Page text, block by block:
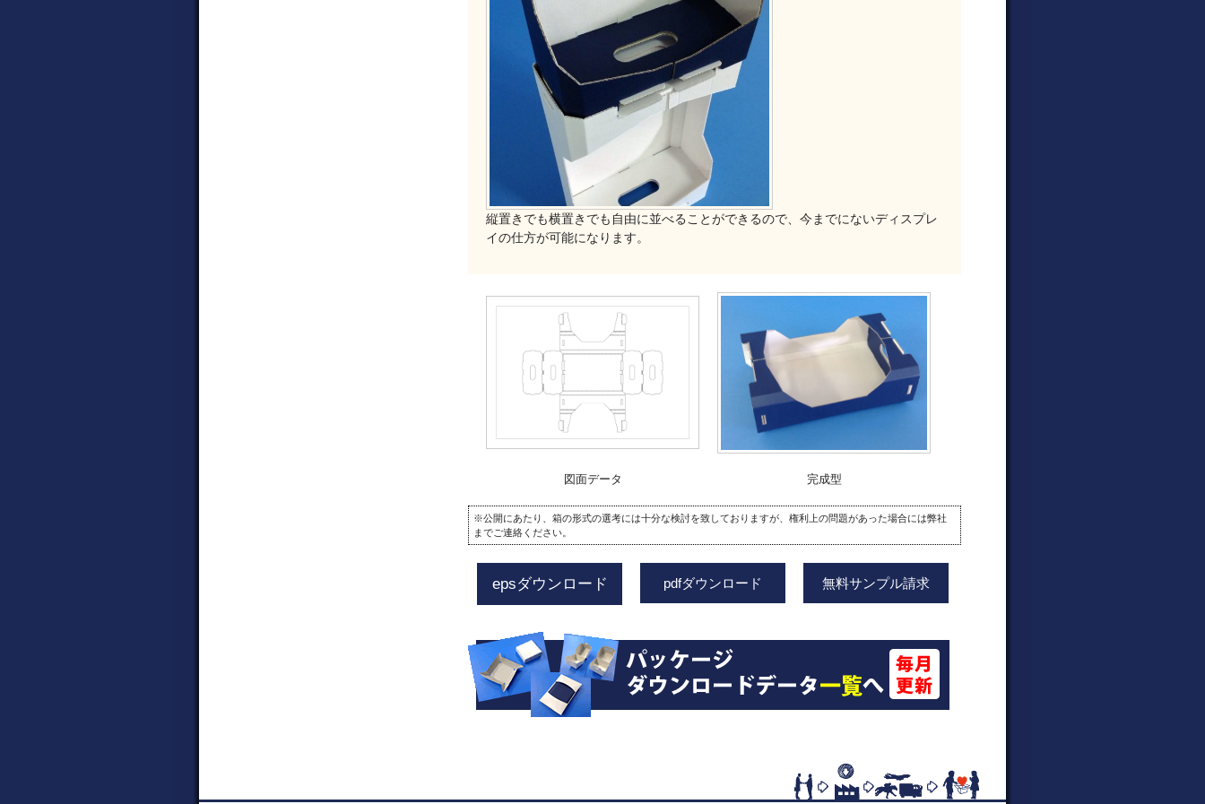
縦置きでも横置きでも自由に並べることができるので、今までにないディスプレ
イの仕方が可能になります。
図面データ 完成型
※公開にあたり、箱の形式の選考には十分な検討を致しておりますが、権利上の問題があった場合には弊社
までご連絡ください。
epsダウンロード pdfダウンロード 無料サンプル請求